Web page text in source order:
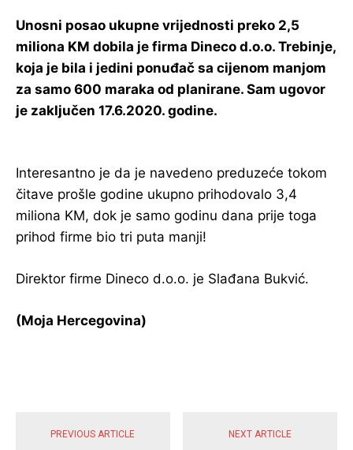
Unosni posao ukupne vrijednosti preko 2,5
miliona KM dobila je firma Dineco d.o.o. Trebinje,
koja je bila i jedini ponuđač sa cijenom manjom
za samo 600 maraka od planirane. Sam ugovor
je zaključen 17.6.2020. godine.
Interesantno je da je navedeno preduzeće tokom
čitave prošle godine ukupno prihodovalo 3,4
miliona KM, dok je samo godinu dana prije toga
prihod firme bio tri puta manji!
Direktor firme Dineco d.o.o. je Slađana Bukvić.
(Moja Hercegovina)
PREVIOUS ARTICLE NEXT ARTICLE